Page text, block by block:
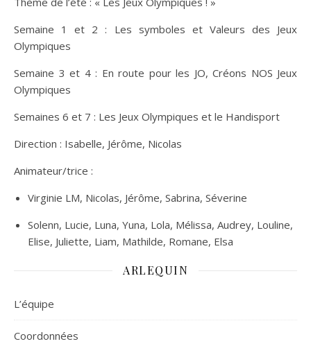
Semaine 1 et 2 : Les symboles et Valeurs des Jeux
Olympiques
Semaine 3 et 4 : En route pour les JO, Créons NOS Jeux
Olympiques
Semaines 6 et 7 : Les Jeux Olympiques et le Handisport
Direction : Isabelle, Jérôme, Nicolas
Animateur/trice :
Virginie LM, Nicolas, Jérôme, Sabrina, Séverine
Solenn, Lucie, Luna, Yuna, Lola, Mélissa, Audrey, Louline,
Elise, Juliette, Liam, Mathilde, Romane, Elsa
ARLEQUIN
L’équipe
Coordonnées